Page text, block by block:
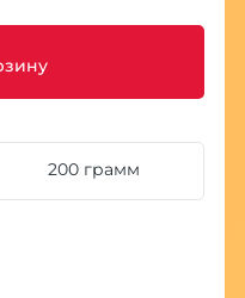
200 грамм